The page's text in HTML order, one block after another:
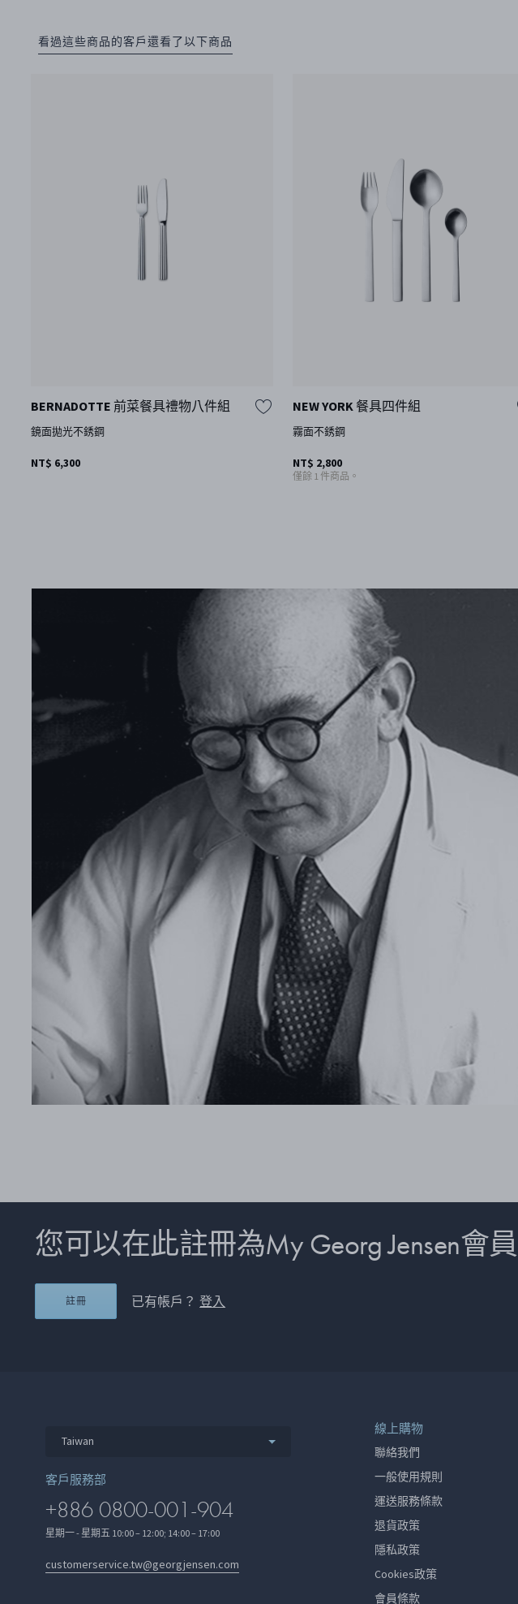
看過這些商品的客戶還看了以下商品
BERNADOTTE 前菜餐具禮物八件組
鏡面拋光不銹鋼
NT$ 6,300
NEW YORK 餐具四件組
霧面不銹鋼
NT$ 2,800
僅餘 1 件商品。
您可以在此註冊為My Georg Jensen會員
註冊 已有帳戶？登入
Taiwan
客戶服務部
+886 0800-001-904
星期一 - 星期五 10:00 – 12:00; 14:00 – 17:00
customerservice.tw@georgjensen.com
線上購物
聯絡我們
一般使用規則
運送服務條款
退貨政策
隱私政策
Cookies政策
會員條款